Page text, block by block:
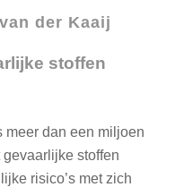
der Kaaij
stoffen
meer dan een miljoen
stoffen
risico’s met zich